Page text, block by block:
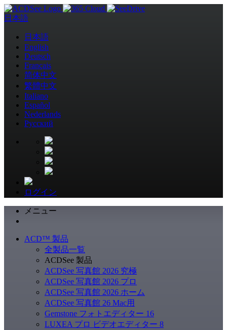
日本語
日本語
English
Deutsch
Français
简体中文
繁體中文
Italiano
Español
Nederlands
Pусский
ログイン
メニュー
ACD™ 製品
全製品一覧
ACDSee 製品
ACDSee 写真館 2026 究極
ACDSee 写真館 2026 プロ
ACDSee 写真館 2026 ホーム
ACDSee 写真館 26 Mac用
Gemstone フォトエディター 16
LUXEA プロ ビデオエディター 8